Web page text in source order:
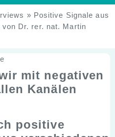
» Positive Signale aus
Dr. rer. nat. Martin
mit negativen
Kanälen
positive